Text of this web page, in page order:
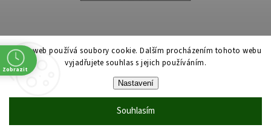
Tento web používá soubory cookie. Dalším procházením tohoto webu
vyjadřujete souhlas s jejich používáním.
Nastavení
Souhlasím
Exotic směs ořechy pro velké papoušky 750 g
149 Kč
Směs s celými ořechy, obilovinami a semeny pro velké papoušky.
Zobrazit